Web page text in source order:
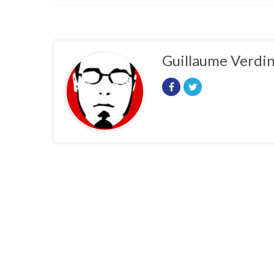
Guillaume